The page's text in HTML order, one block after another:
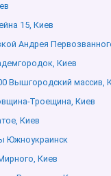
15, Киев
Андрея
Киев
Вышгородский массив,
Троещина, Киев
Киев
Южноукраинск
Киев